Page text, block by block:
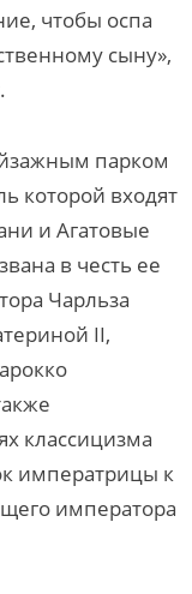
чтобы оспа
сыну»,
парком
которой входят
и Агатовые
в честь ее
Чарльза
II,
классицизма
императрицы к
императора